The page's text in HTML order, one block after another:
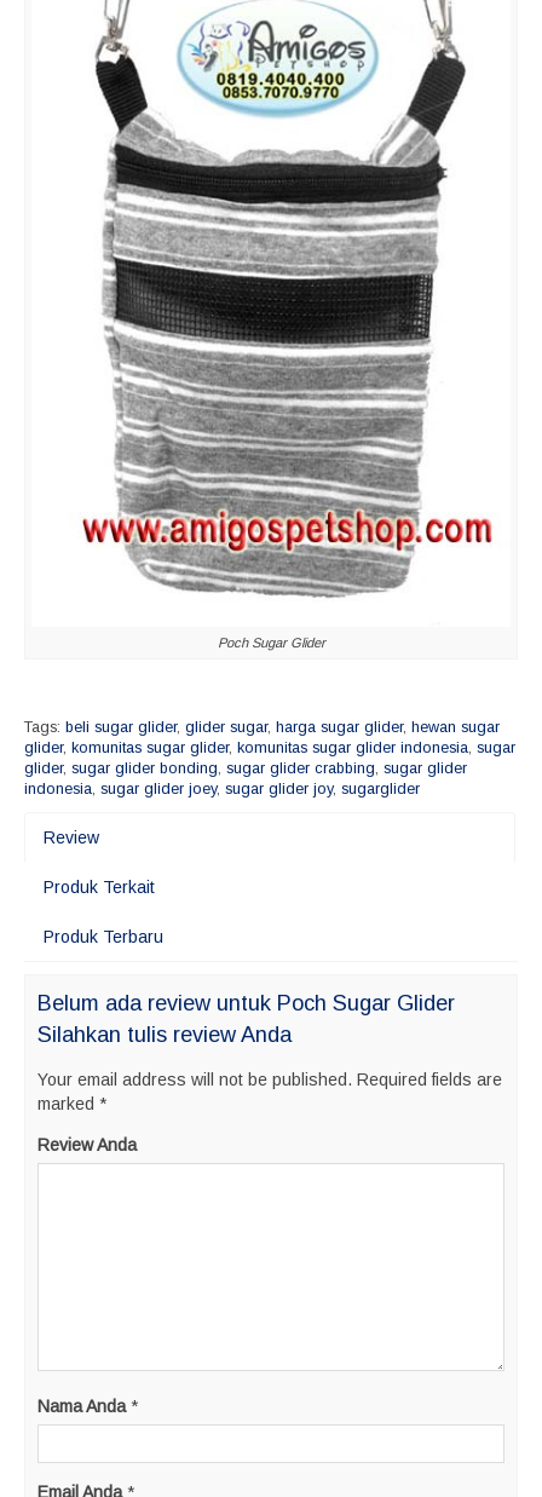
Poch Sugar Glider
Tags: beli sugar glider, glider sugar, harga sugar glider, hewan sugar
glider, komunitas sugar glider, komunitas sugar glider indonesia, sugar
glider, sugar glider bonding, sugar glider crabbing, sugar glider
indonesia, sugar glider joey, sugar glider joy, sugarglider
Review
Produk Terkait
Produk Terbaru
Belum ada review untuk Poch Sugar Glider
Silahkan tulis review Anda
Your email address will not be published. Required fields are
marked *
Review Anda
Nama Anda *
Email Anda *